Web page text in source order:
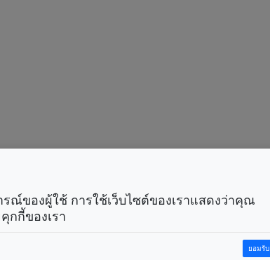
ณ์ของผู้ใช้ การใช้เว็บไซต์ของเราแสดงว่าคุณ
กกี้ของเรา
ยอมรับ